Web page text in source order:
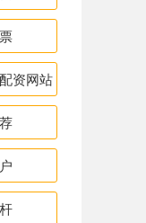
资网站